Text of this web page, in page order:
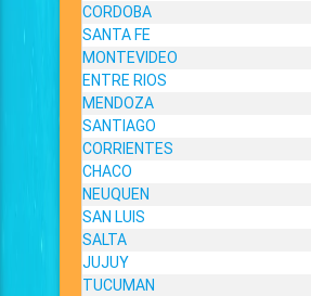
CORDOBA
SANTA FE
MONTEVIDEO
ENTRE RIOS
MENDOZA
SANTIAGO
CORRIENTES
CHACO
NEUQUEN
SAN LUIS
SALTA
JUJUY
TUCUMAN